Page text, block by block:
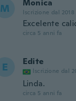
M Monica
Iscrizione dal 2018
Excelente
circa 5 anni fa
E Edite
Iscrizione dal
Linda.
circa 5 anni fa